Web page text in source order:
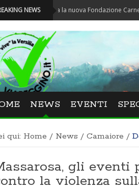
NEWS
Nominata la nuova Fondazione Carnevale di
NEWS EVENTI
qui: Home / News / Camaiore /
gli eventi
la violenza